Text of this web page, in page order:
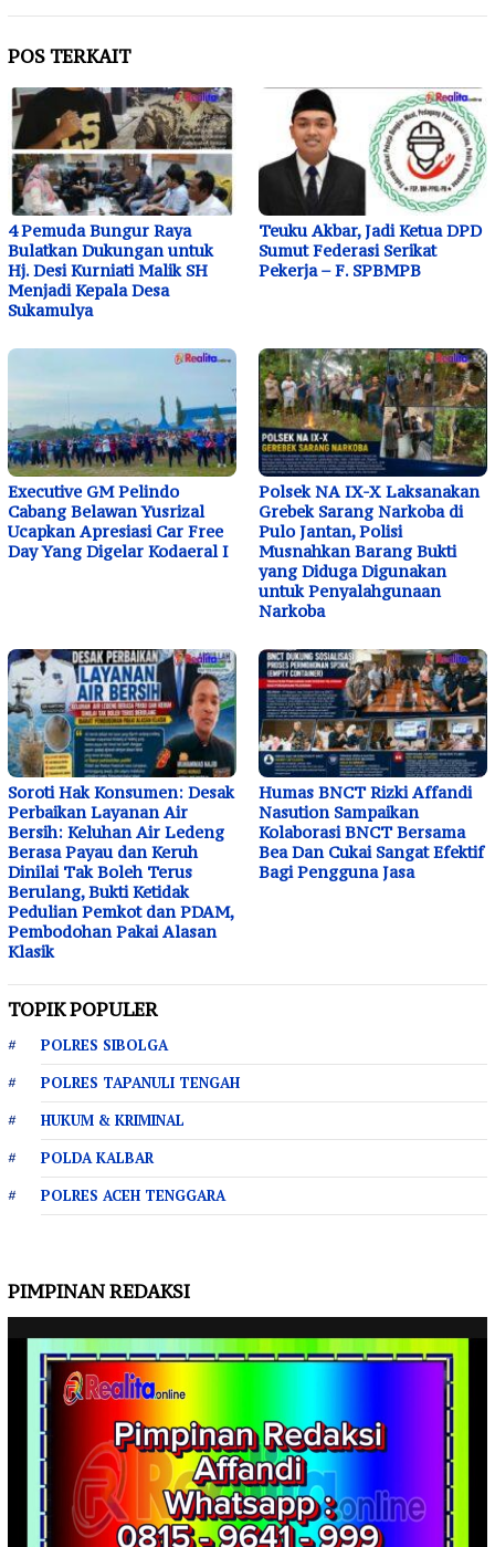
POS TERKAIT
4 Pemuda Bungur Raya
Bulatkan Dukungan untuk
Hj. Desi Kurniati Malik SH
Menjadi Kepala Desa
Sukamulya
Teuku Akbar, Jadi Ketua DPD
Sumut Federasi Serikat
Pekerja – F. SPBMPB
Executive GM Pelindo
Cabang Belawan Yusrizal
Ucapkan Apresiasi Car Free
Day Yang Digelar Kodaeral I
Polsek NA IX-X Laksanakan
Grebek Sarang Narkoba di
Pulo Jantan, Polisi
Musnahkan Barang Bukti
yang Diduga Digunakan
untuk Penyalahgunaan
Narkoba
Soroti Hak Konsumen: Desak
Perbaikan Layanan Air
Bersih: Keluhan Air Ledeng
Berasa Payau dan Keruh
Dinilai Tak Boleh Terus
Berulang, Bukti Ketidak
Pedulian Pemkot dan PDAM,
Pembodohan Pakai Alasan
Klasik
Humas BNCT Rizki Affandi
Nasution Sampaikan
Kolaborasi BNCT Bersama
Bea Dan Cukai Sangat Efektif
Bagi Pengguna Jasa
TOPIK POPULER
POLRES SIBOLGA
POLRES TAPANULI TENGAH
HUKUM & KRIMINAL
POLDA KALBAR
POLRES ACEH TENGGARA
PIMPINAN REDAKSI